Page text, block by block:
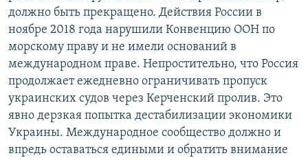
должно быть прекращено. Действия России в
ноябре 2018 года нарушили Конвенцию ООН по
морскому праву и не имели оснований в
международном праве. Непростительно, что Россия
продолжает ежедневно ограничивать пропуск
украинских судов через Керченский пролив. Это
явно дерзкая попытка дестабилизации экономики
Украины. Международное сообщество должно и
впредь оставаться едиными и обратить внимание